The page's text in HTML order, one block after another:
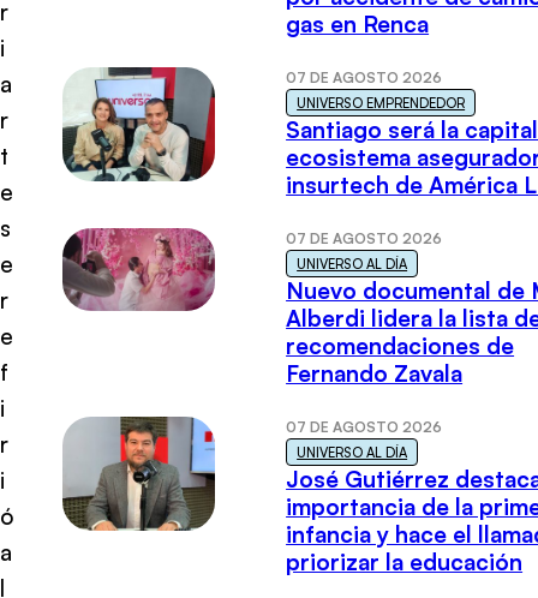
r
i
a
r
t
e
s
e
r
e
f
i
r
i
ó
a
l
gas en Renca
07 DE AGOSTO 2026
UNIVERSO EMPRENDEDOR
Santiago será la
ecosistema
insurtech de América
07 DE AGOSTO 2026
UNIVERSO AL DÍA
Nuevo documental de
Alberdi lidera la lista
recomendaciones de
Fernando Zavala
07 DE AGOSTO 2026
UNIVERSO AL DÍA
José Gutiérrez
importancia de la
infancia y hace el
priorizar la educación